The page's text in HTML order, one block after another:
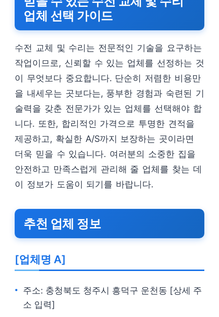
업체 선택 가이드
수전 교체 및 수리는 전문적인 기술을 요구하는
작업이므로, 신뢰할 수 있는 업체를 선정하는 것
이 무엇보다 중요합니다. 단순히 저렴한 비용만
을 내세우는 곳보다는, 풍부한 경험과 숙련된 기
술력을 갖춘 전문가가 있는 업체를 선택해야 합
니다. 또한, 합리적인 가격으로 투명한 견적을
제공하고, 확실한 A/S까지 보장하는 곳이라면
더욱 믿을 수 있습니다. 여러분의 소중한 집을
안전하고 만족스럽게 관리해 줄 업체를 찾는 데
이 정보가 도움이 되기를 바랍니다.
추천 업체 정보
[업체명 A]
주소: 충청북도 청주시 흥덕구 운천동 [상세 주
소 입력]